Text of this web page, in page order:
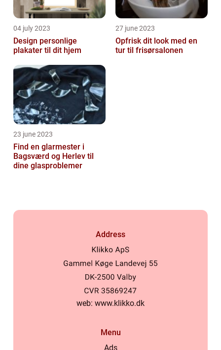
04 july 2023
Design personlige
plakater til dit hjem
27 june 2023
Opfrisk dit look med en
tur til frisørsalonen
23 june 2023
Find en glarmester i
Bagsværd og Herlev til
dine glasproblemer
Address
web: www.klikko.dk
Menu
Ads